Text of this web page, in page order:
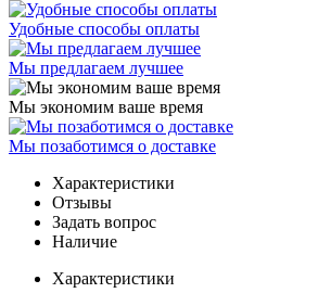
Удобные способы оплаты
Мы предлагаем лучшее
Мы экономим ваше время
Мы позаботимся о доставке
Характеристики
Отзывы
Задать вопрос
Наличие
Характеристики